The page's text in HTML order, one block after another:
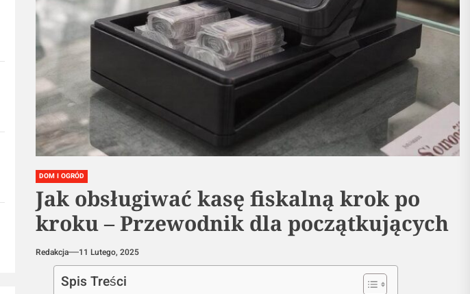
DOM I OGRÓD
Jak obsługiwać kasę fiskalną krok po
kroku – Przewodnik dla początkujących
Redakcja 11 Lutego, 2025
Spis Treści